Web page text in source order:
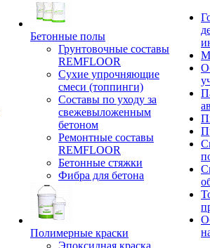
Бетонные полы
Грунтовочные составы
REMFLOOR
Сухие упрочняющие
смеси (топпинги)
Составы по уходу за
свежевыложенным
бетоном
Ремонтные составы
REMFLOOR
Бетонные стяжки
Фибра для бетона
Полимерные краски
Эпоксидная краска